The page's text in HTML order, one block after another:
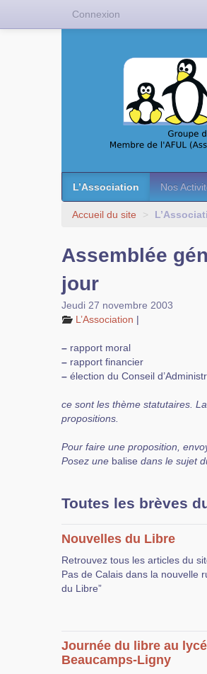
L’Association Nos
Accueil du site >
Assemblée
jour
Jeudi 27 novembre 2003
L’Association |
– rapport moral
– rapport financier
– élection du Conseil
ce sont les thème statutaires.
propositions.
Pour faire une proposition,
Posez une balise dans le sujet
Toutes les brèves
Nouvelles du Libre
Retrouvez tous les articles du
Pas de Calais dans la nouvelle
du Libre”
Journée du libre au
Beaucamps-Ligny
Connexion